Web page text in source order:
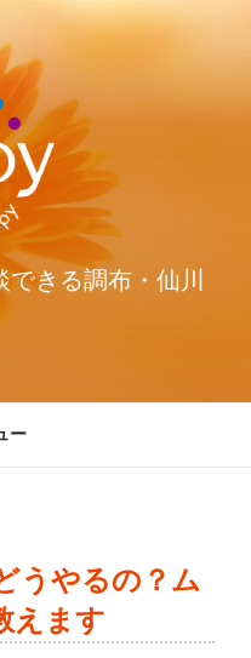
きる調布・仙川
ー
うやるの？ム
えます